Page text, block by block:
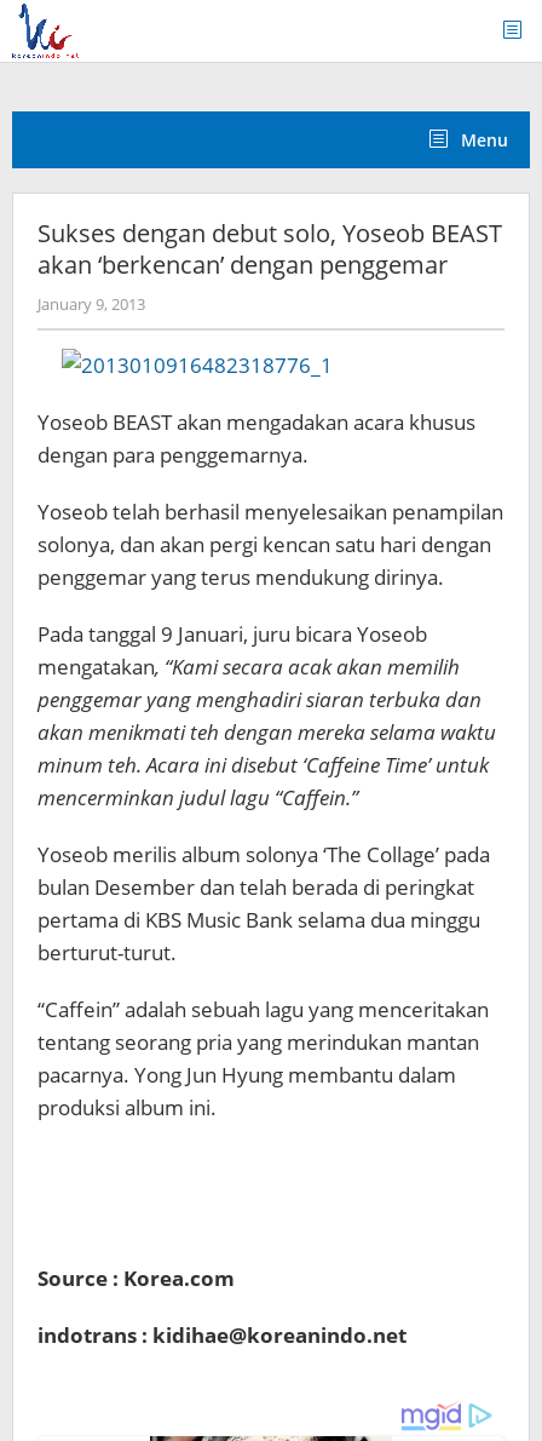
Skip
content
Menu
Sukses dengan debut solo, Yoseob BEAST
akan ‘berkencan’ dengan penggemar
January 9, 2013by
Koreanindo
Yoseob BEAST akan mengadakan acara khusus
dengan para penggemarnya.
Yoseob telah berhasil menyelesaikan penampilan
solonya, dan akan pergi kencan satu hari dengan
penggemar yang terus mendukung dirinya.
Pada tanggal 9 Januari, juru bicara Yoseob
mengatakan, “Kami secara acak akan memilih
penggemar yang menghadiri siaran terbuka dan
akan menikmati teh dengan mereka selama waktu
minum teh. Acara ini disebut ‘Caffeine Time’ untuk
mencerminkan judul lagu “Caffein.”
Yoseob merilis album solonya ‘The Collage’ pada
bulan Desember dan telah berada di peringkat
pertama di KBS Music Bank selama dua minggu
berturut-turut.
“Caffein” adalah sebuah lagu yang menceritakan
tentang seorang pria yang merindukan mantan
pacarnya. Yong Jun Hyung membantu dalam
produksi album ini.
Source : Korea.com
indotrans : kidihae@koreanindo.net